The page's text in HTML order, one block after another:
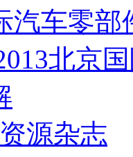
汽车零
北京
源杂志